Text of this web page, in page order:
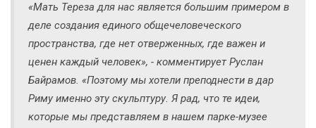
«Мать Тереза для нас является большим примером в
деле создания единого общечеловеческого
пространства, где нет отверженных, где важен и
ценен каждый человек», - комментирует Руслан
Байрамов. «Поэтому мы хотели преподнести в дар
Риму именно эту скульптуру. Я рад, что те идеи,
которые мы представляем в нашем парке-музее